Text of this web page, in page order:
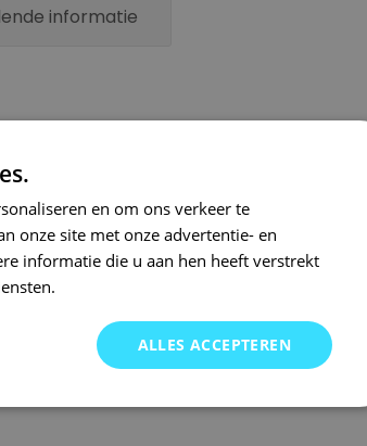
informatie
je auto behandel je nu zelf voordelig met
Repair Systems. U dient op voorhand de
beter hecht.
het gaat om hoge kwaliteit autolak
kleurencombinaties in ons arsenaal. De
met professionele verf. Direct uit voorraad
kleur voor uw auto bij SRS kunt vinden. Maar
ons ook terecht voor bedrijfswagens,
en om ons verkeer te
onze site met onze advertentie- en
informatie die u aan hen heeft verstrekt
ALLES ACCEPTEREN